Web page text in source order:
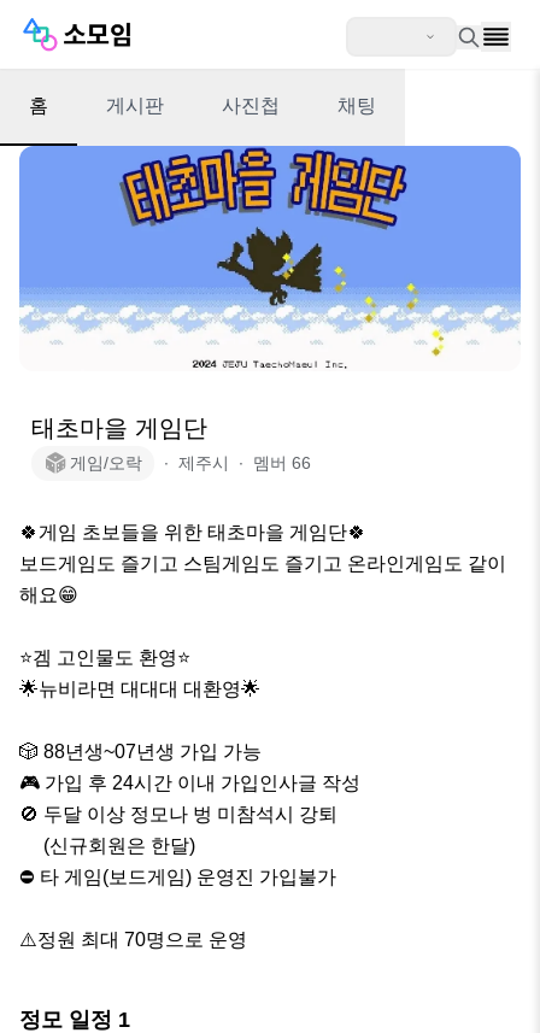
홈 게시판 사진첩 채팅
태초마을 게임단
게임/오락 ∙ 제주시 ∙ 멤버 66
🍀게임 초보들을 위한 태초마을 게임단🍀
보드게임도 즐기고 스팀게임도 즐기고 온라인게임도 같이
해요😁
⭐️겜 고인물도 환영⭐️
🌟뉴비라면 대대대 대환영🌟
🎲 88년생~07년생 가입 가능
🎮 가입 후 24시간 이내 가입인사글 작성
🚫 두달 이상 정모나 벙 미참석시 강퇴
⛔️ 타 게임(보드게임) 운영진 가입불가
⚠️정원 최대 70명으로 운영
정모 일정 1